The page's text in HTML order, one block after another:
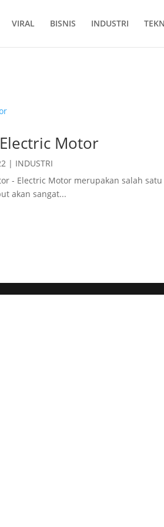
VIRAL BISNIS INDUSTRI
Motor
| INDUSTRI
- Electric Motor merupakan salah
akan sangat...